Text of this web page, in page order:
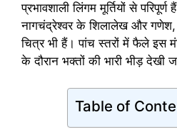
प्रभावशाली लिंगम मूर्तियों से
नागचंद्रेश्वर के शिलालेख और गणेश,
चित्र भी हैं। पांच स्तरों में फैले इस
के दौरान भक्तों की भारी भीड़ देखी
Table of